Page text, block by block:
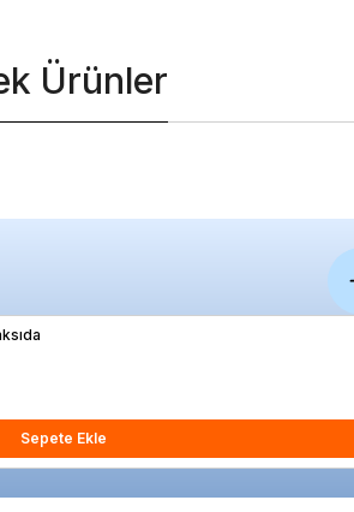
Ürünler
Sepete Ekle